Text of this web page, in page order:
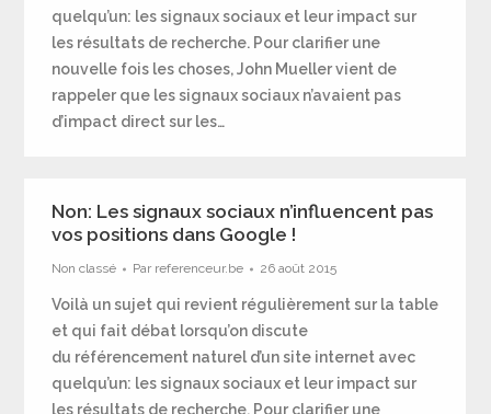
quelqu’un: les signaux sociaux et leur impact sur
les résultats de recherche. Pour clarifier une
nouvelle fois les choses, John Mueller vient de
rappeler que les signaux sociaux n’avaient pas
d’impact direct sur les…
Non: Les signaux sociaux n’influencent pas
vos positions dans Google !
Non classé Par referenceur.be 26 août 2015
Voilà un sujet qui revient régulièrement sur la table
et qui fait débat lorsqu’on discute
du référencement naturel d’un site internet avec
quelqu’un: les signaux sociaux et leur impact sur
les résultats de recherche. Pour clarifier une